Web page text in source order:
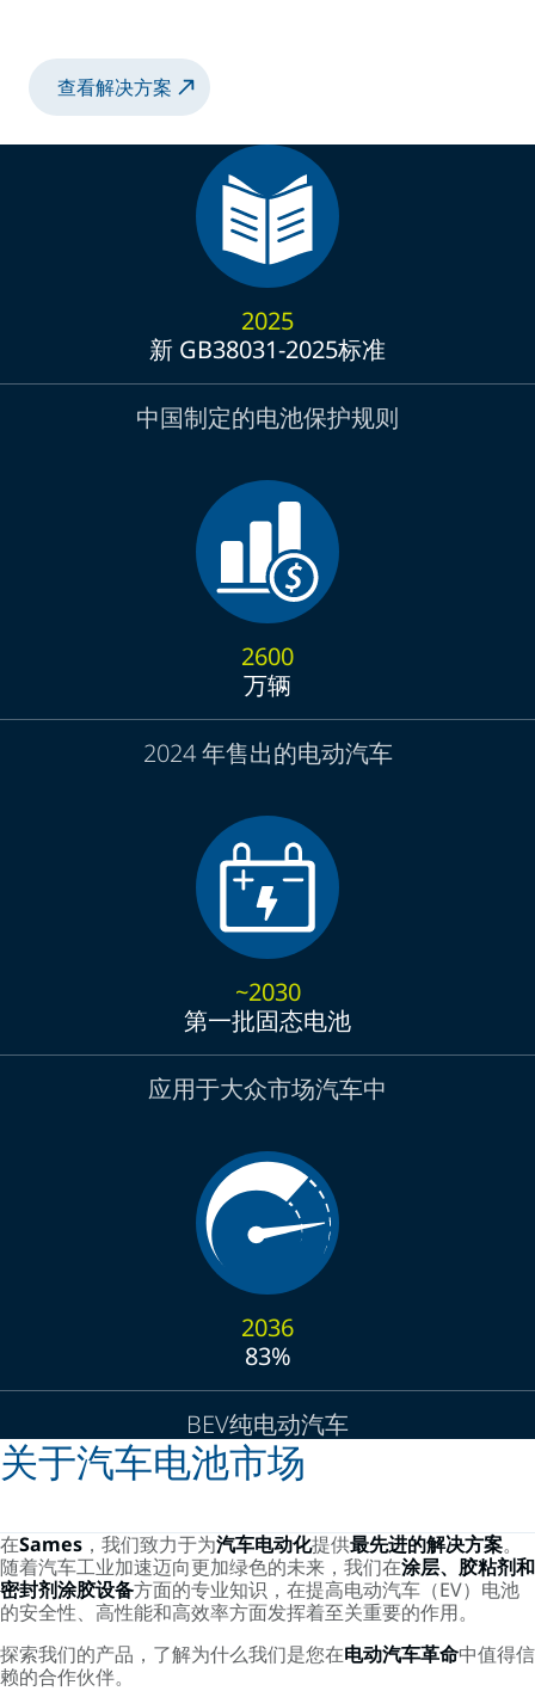
查看解决方案
2025
新 GB38031-2025标准
中国制定的电池保护规则
2600
万辆
2024 年售出的电动汽车
~2030
第一批固态电池
应用于大众市场汽车中
2036
83%
BEV纯电动汽车
关于汽车电池市场
在Sames ，我们致力于为汽车电动化提供最先进的解决方案。
随着汽车工业加速迈向更加绿色的未来，我们在涂层、胶粘剂和
密封剂涂胶设备方面的专业知识，在提高电动汽车（EV）电池
的安全性、高性能和高效率方面发挥着至关重要的作用。
探索我们的产品，了解为什么我们是您在电动汽车革命中值得信
赖的合作伙伴。